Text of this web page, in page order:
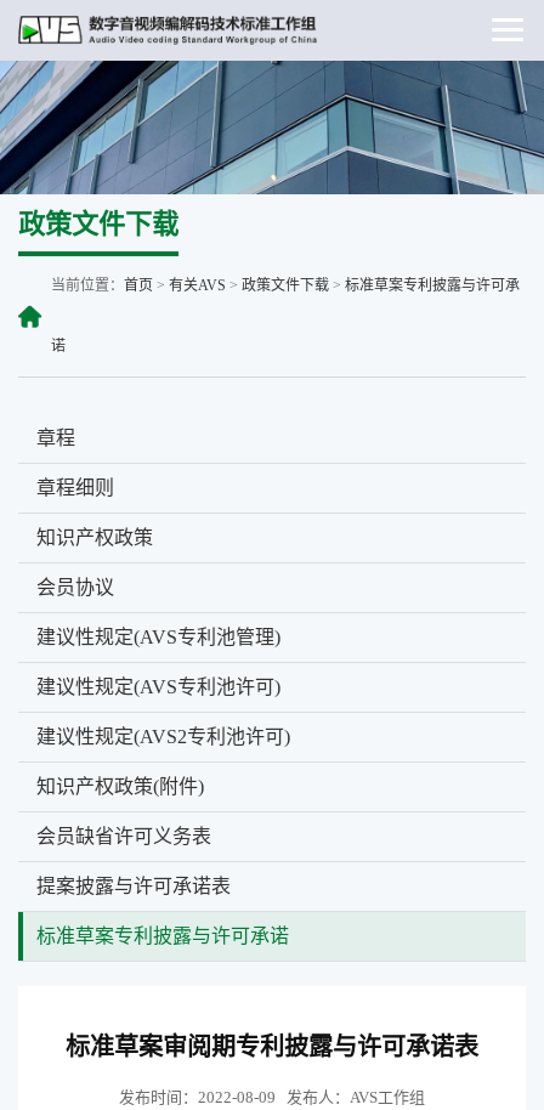
政策文件下载
当前位置： 首页 > 有关AVS > 政策文件下载 > 标准草案专利披露与许可承
诺
章程
章程细则
知识产权政策
会员协议
建议性规定(AVS专利池管理)
建议性规定(AVS专利池许可)
建议性规定(AVS2专利池许可)
知识产权政策(附件)
会员缺省许可义务表
提案披露与许可承诺表
标准草案专利披露与许可承诺
标准草案审阅期专利披露与许可承诺表
发布时间：2022-08-09
发布人：AVS工作组